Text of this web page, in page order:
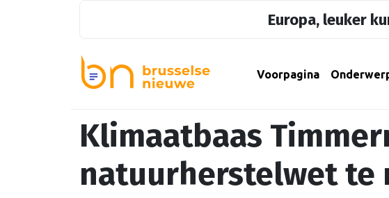
Europa, leuker
Voorpagina
Klimaatbaas
natuurherstelwet te